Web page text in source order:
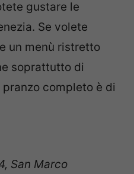
gustare le
Se volete
un menù ristretto
soprattutto di
completo è di
San Marco